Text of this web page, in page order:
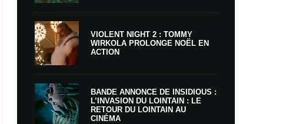
VIOLENT NIGHT 2 : TOMMY
WIRKOLA PROLONGE NOËL EN
ACTION
BANDE ANNONCE DE INSIDIOUS :
L’INVASION DU LOINTAIN : LE
RETOUR DU LOINTAIN AU
CINÉMA